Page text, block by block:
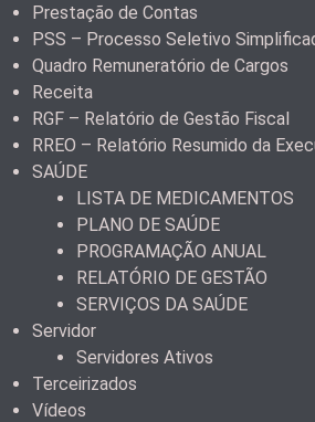
Prestação de Contas
PSS – Processo Seletivo
Quadro Remuneratório de Cargos
Receita
RGF – Relatório de Gestão Fiscal
RREO – Relatório Resumido da
SAÚDE
LISTA DE MEDICAMENTOS
PLANO DE SAÚDE
PROGRAMAÇÃO ANUAL
RELATÓRIO DE GESTÃO
SERVIÇOS DA SAÚDE
Servidor
Servidores Ativos
Terceirizados
Vídeos